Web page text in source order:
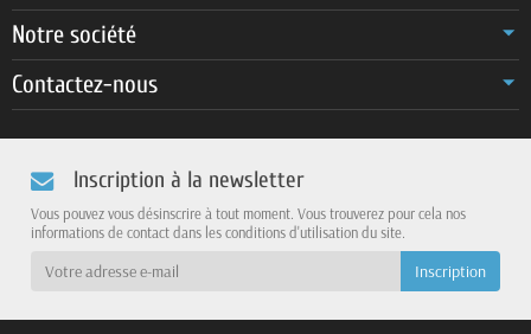
Notre société
Contactez-nous
Inscription à la newsletter
Vous pouvez vous désinscrire à tout moment. Vous trouverez pour cela nos
informations de contact dans les conditions d'utilisation du site.